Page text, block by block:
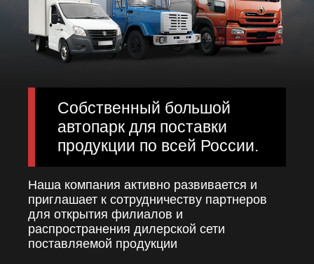
Собственный большой
автопарк для поставки
продукции по всей России.
Наша компания активно развивается и
приглашает к сотрудничеству партнеров
для открытия филиалов и
распространения дилерской сети
поставляемой продукции